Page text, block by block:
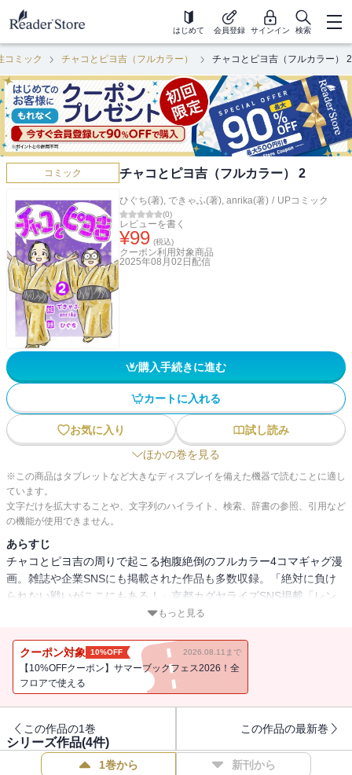
はじめて 会員登録 サインイン 検索
コミック チャコとピヨ吉（フルカラー） チャコとピヨ吉（フルカラー） 2
コミック チャコとピヨ吉（フルカラー） 2
ひぐち(著), できゃふ(著), anrika(著) / UPコミック
(0)
レビューを書く
¥99 (税込)
クーポン利用対象商品
2025年08月02日 配信
購入手続きに進む
カートに入れる
お気に入り
試し読み
ほかの巻を見る
※この商品はタブレットなど大きなディスプレイを備えた機器で読むことに適し
ています。
文字だけを拡大することや、文字列のハイライト、検索、辞書の参照、引用など
の機能が使用できません。
あらすじ
チャコとピヨ吉の周りで起こる抱腹絶倒のフルカラー4コマギャグ漫
画。雑誌や企業SNSにも掲載された作品も多数収録。「絶対に負け
られない戦いがここにもある！」京都カグヤライズSNS掲載「レン
タルほっぺ」東京ドイツ村SNS掲載「オランウータンを救え！」ノ
ァームつくる通信2025春号ほか、全13話収録。
もっと見る
クーポン対象 10%OFF 2026.08.11まで
【10%OFFクーポン】サマーブックフェス2026！全
フロアで使える
この作品の1巻 この作品の最新巻
シリーズ作品(4件)
1巻から 新刊から